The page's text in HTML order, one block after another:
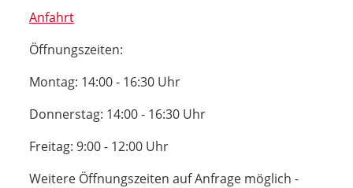
Anfahrt
Öffnungszeiten:
Montag: 14:00 - 16:30 Uhr
Donnerstag: 14:00 - 16:30 Uhr
Freitag: 9:00 - 12:00 Uhr
Weitere Öffnungszeiten auf Anfrage möglich -